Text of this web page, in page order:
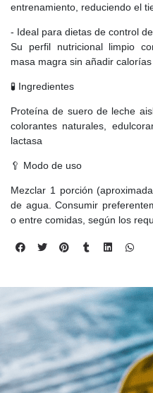
entrenamiento, reduciendo el
- Ideal para dietas de control
Su perfil nutricional limpio
masa magra sin añadir calorías
🧪 Ingredientes
Proteína de suero de leche
colorantes naturales,
lactasa
🥄 Modo de uso
Mezclar 1 porción
de agua. Consumir
o entre comidas, según los